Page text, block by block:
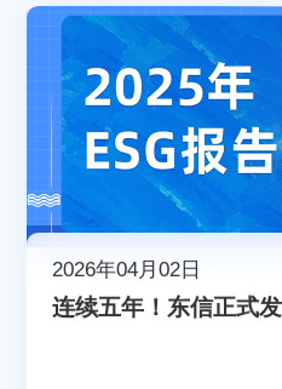
2026年04月02日
连续五年！东信正式